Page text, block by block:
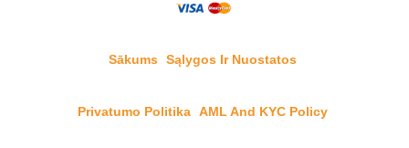
Sākums Sąlygos Ir Nuostatos
Privatumo Politika AML And KYC Policy